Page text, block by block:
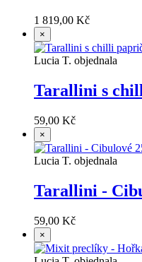
1 819,00 Kč
×
Lucia T. objednala
Tarallini s
59,00 Kč
×
Lucia T. objednala
Tarallini -
59,00 Kč
×